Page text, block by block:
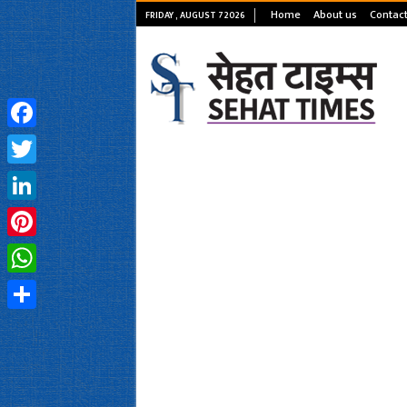
FRIDAY , AUGUST 7 2026 Home About us
Facebook
Twitter
LinkedIn
Pinterest
WhatsApp
Share